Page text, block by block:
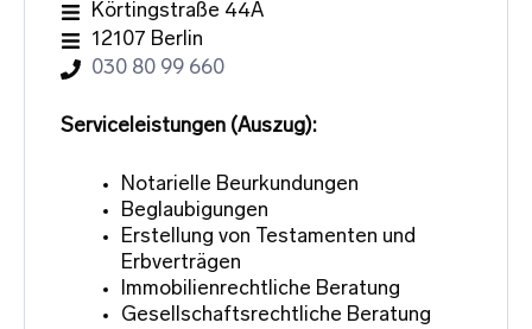
Körtingstraße 44A
12107 Berlin
030 80 99 660
Serviceleistungen (Auszug):
Notarielle Beurkundungen
Beglaubigungen
Erstellung von Testamenten und
Erbverträgen
Immobilienrechtliche Beratung
Gesellschaftsrechtliche Beratung